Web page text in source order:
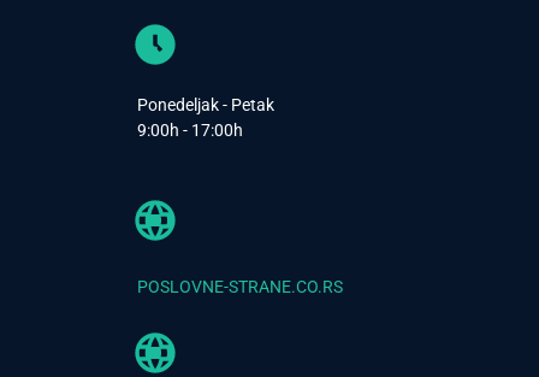
Ponedeljak - Petak
9:00h - 17:00h
POSLOVNE-STRANE.CO.RS